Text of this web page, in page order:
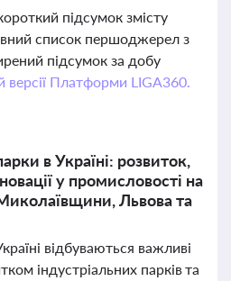
підсумок змісту
список першоджерел з
підсумок за добу
версії Платформи LIGA360.
в Україні: розвиток,
у промисловості на
Львова та
відбуваються важливі
індустріальних парків та